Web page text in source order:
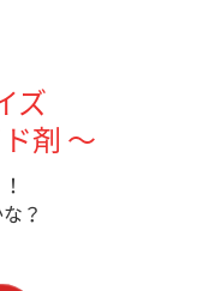
ズ
剤 ～
？